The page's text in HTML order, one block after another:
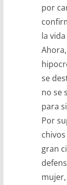
por
la
se
no se
para
Por
gran